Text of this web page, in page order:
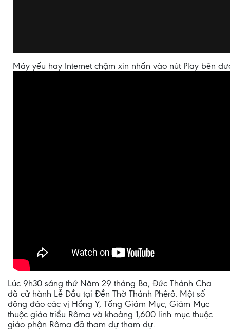
Máy yếu hay Internet chậm xin nhấn vào nút Play bên
Lúc 9h30 sáng thứ Năm 29 tháng Ba, Đức Thánh Cha
đã cử hành Lễ Dầu tại Đền Thờ Thánh Phêrô. Một số
đông đảo các vị Hồng Y, Tổng Giám Mục, Giám Mục
thuộc giáo triều Rôma và khoảng 1,600 linh mục thuộc
giáo phận Rôma đã tham dự tham dự.